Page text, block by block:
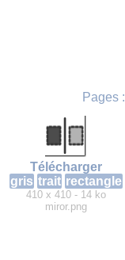
Pages :
Télécharger
gris trait rectangle
410 x 410 - 14 ko
miror.png